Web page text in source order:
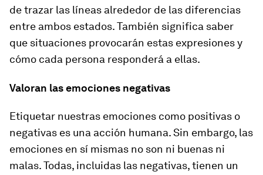
de trazar las líneas alrededor de las diferencias
entre ambos estados. También significa saber
que situaciones provocarán estas expresiones y
cómo cada persona responderá a ellas.
Valoran las emociones negativas
Etiquetar nuestras emociones como positivas o
negativas es una acción humana. Sin embargo, las
emociones en sí mismas no son ni buenas ni
malas. Todas, incluidas las negativas, tienen un